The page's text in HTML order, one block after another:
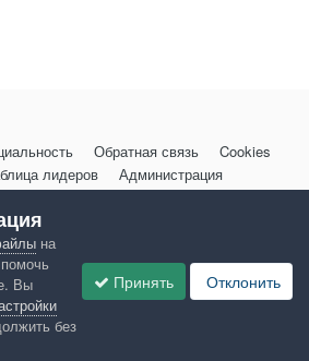
Обратная связь
Cookies
лидеров Администрация
by Invision Community
на
Вы
без
Принять Отклонить